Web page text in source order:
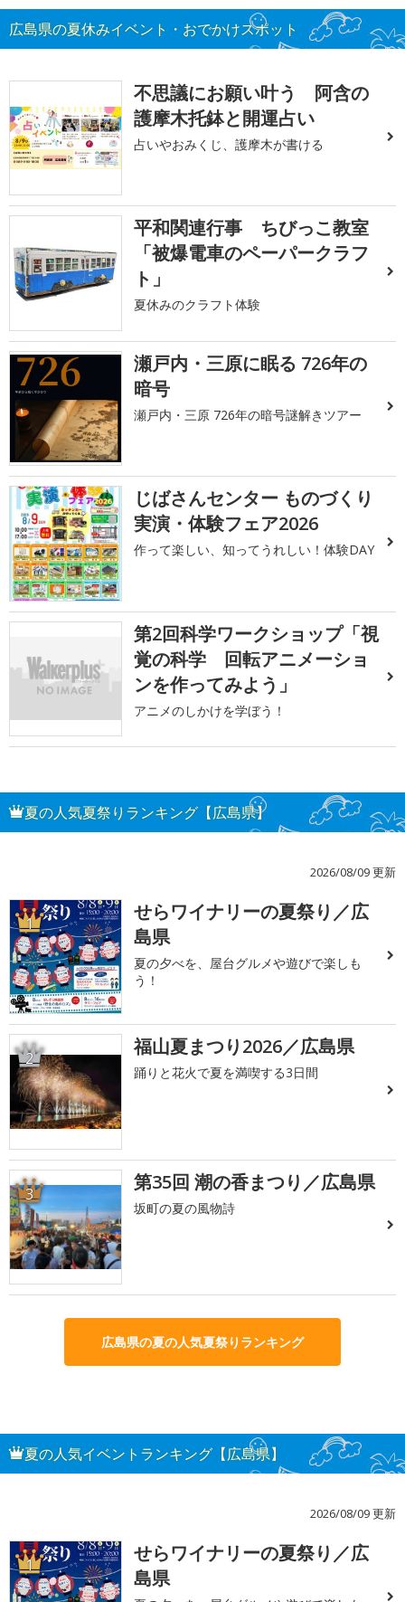
広島県の夏休みイベント・おでかけスポット
不思議にお願い叶う 阿含の
護摩木托鉢と開運占い
占いやおみくじ、護摩木が書ける
平和関連行事 ちびっこ教室
「被爆電車のペーパークラフ
ト」
夏休みのクラフト体験
瀬戸内・三原に眠る 726年の
暗号
瀬戸内・三原 726年の暗号謎解きツアー
じばさんセンター ものづくり
実演・体験フェア2026
作って楽しい、知ってうれしい！体験DAY
第2回科学ワークショップ「視
覚の科学 回転アニメーショ
ンを作ってみよう」
アニメのしかけを学ぼう！
夏の人気夏祭りランキング【広島県】
2026/08/09 更新
1
せらワイナリーの夏祭り／広
島県
夏の夕べを、屋台グルメや遊びで楽しも
う！
2 福山夏まつり2026／広島県
踊りと花火で夏を満喫する3日間
3 第35回 潮の香まつり／広島県
坂町の夏の風物詩
広島県の夏の人気夏祭りランキング
夏の人気イベントランキング【広島県】
2026/08/09 更新
1
せらワイナリーの夏祭り／広
島県